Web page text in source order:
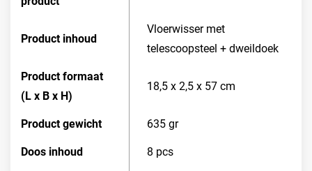
Product inhoud
Vloerwisser met
telescoopsteel + dweildoek
Product formaat
(L x B x H)
18,5 x 2,5 x 57 cm
Product gewicht 635 gr
Doos inhoud 8 pcs